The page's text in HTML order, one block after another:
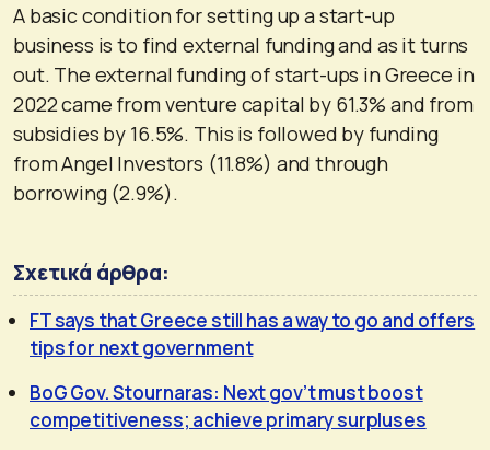
A basic condition for setting up a start-up
business is to find external funding and as it turns
out. The external funding of start-ups in Greece in
2022 came from venture capital by 61.3% and from
subsidies by 16.5%. This is followed by funding
from Angel Investors (11.8%) and through
borrowing (2.9%).
Σχετικά άρθρα:
FT says that Greece still has a way to go and offers
tips for next government
BoG Gov. Stournaras: Next gov’t must boost
competitiveness; achieve primary surpluses